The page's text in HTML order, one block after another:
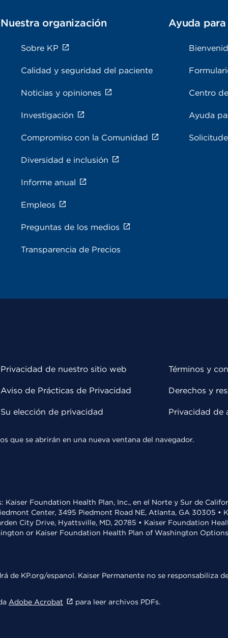
Nuestra organización
Sobre KP
Calidad y seguridad del paciente
Noticias y opiniones
Investigación
Compromiso con la Comunidad
Diversidad e inclusión
Informe anual
Empleos
Preguntas de los medios
Transparencia de Precios
Ayuda
Centro
Ayuda
Privacidad de nuestro sitio web
Aviso de Prácticas de Privacidad
Su elección de privacidad
Términos y
Derechos y
Privacidad de
que se abrirán en una nueva ventana del navegador.
Kaiser Foundation Health Plan, Inc., en el Norte y Sur de
Center, 3495 Piedmont Road NE, Atlanta, GA 30305
City Drive, Hyattsville, MD, 20785 • Kaiser Foundation
or Kaiser Foundation Health Plan of Washington
de KP.org/espanol. Kaiser Permanente no se responsabiliza
Adobe Acrobat para leer archivos PDFs.